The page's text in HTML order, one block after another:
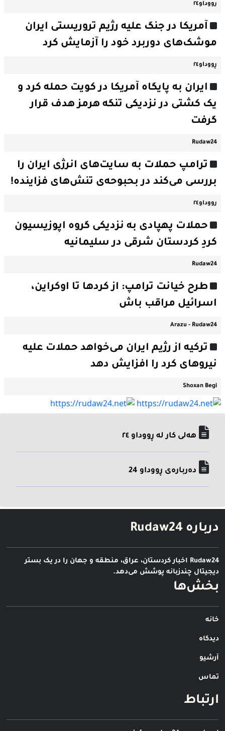
رووداو٢٤
آمریکا در جنگ علیه رژیم تروریستی ایران
موشک‌های دوربرد خود را آزمایش کرد
ڕووداو٢٤
ایران به پایگاه آمریکا در کویت حمله کرد و
یک کشتی در نزدیکی تنگه هرمز هدف قرار
گرفت
Rudaw24
ترامپ حملات به سایت‌های انرژی ایران را
بررسی می‌کند در بحبوحه‌ی تنش‌های فزاینده!
رووداو٢٤
حملات پهپادی به نزدیکی گروه اپوزیسیون
کردِ کردستان شرقی در سلیمانیه
Rudaw24
طرح خیانت ترامپ: از کردها تا اوکراین،
اسرائیل مراقب باش
Arazu - Rudaw24
ترکیه از رژیم ایران می‌خواهد حملات علیه
نیروهای کرد را افزایش دهد
Shoxan Begi
هه‌لی کار له ڕووداو ٢٤
ده‌رباره‌ی ڕووداو 24
درباره Rudaw24
Rudaw24 اخبار کردستان، عراق، منطقه و جهان را در یک بستر
دیجیتال چندزبانه پوشش می‌دهد.
بخش‌ها
خانه
دیدگاه
آرشیو
تماس
ارتباط